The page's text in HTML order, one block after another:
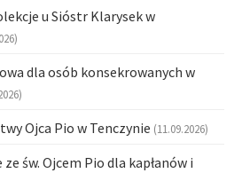
u Sióstr Klarysek w
dla osób konsekrowanych w
Ojca Pio w Tenczynie (11.09.2026)
św. Ojcem Pio dla kapłanów i